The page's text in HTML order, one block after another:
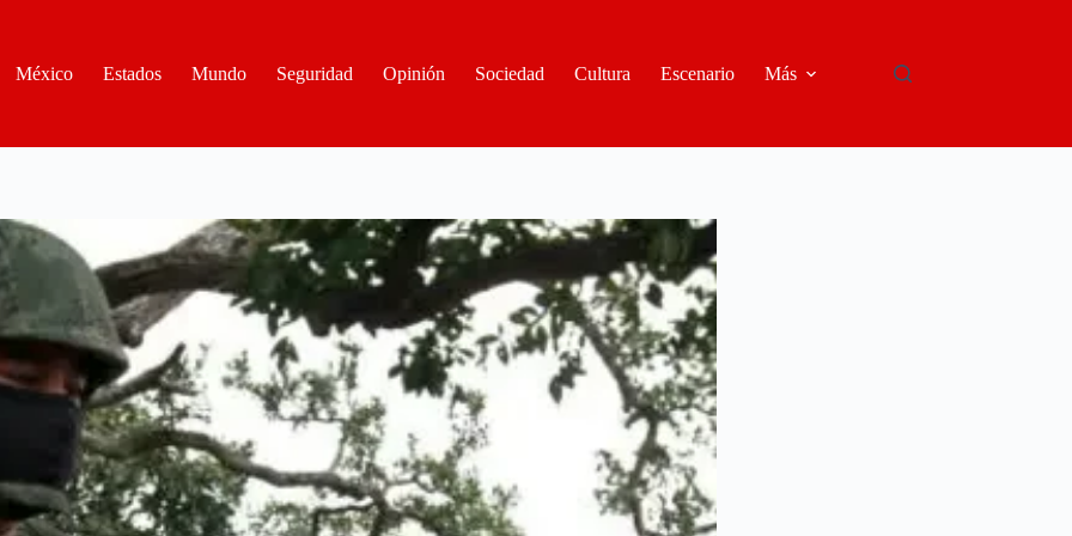
México
Estados Mundo Seguridad Opinión Sociedad Cultura Escenario Más